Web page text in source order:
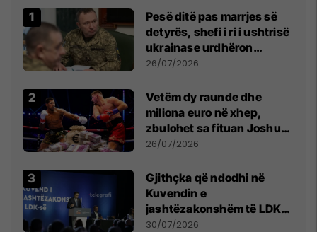
Pesë ditë pas marrjes së
detyrës, shefi i ri i ushtrisë
ukrainase urdhëron
kontroll të madh
26/07/2026
Vetëm dy raunde dhe
miliona euro në xhep,
zbulohet sa fituan Joshua
e Prenga
26/07/2026
Gjithçka që ndodhi në
Kuvendin e
jashtëzakonshëm të LDK-
së
30/07/2026